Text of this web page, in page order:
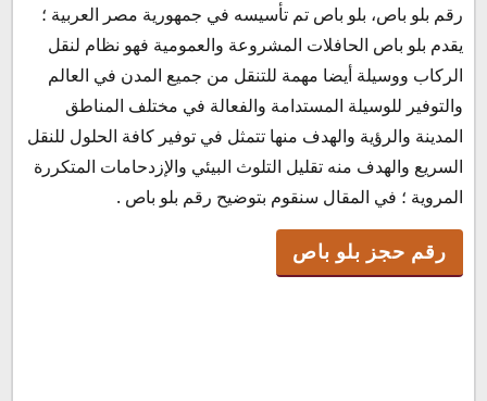
خدمة عملاء بلو باص
مواعيد اتوبيست بلوباص
أسعار تذاكر بلو باص
رقم بلو باص، بلو باص تم تأسيسه في جمهورية مصر العربية ؛
يقدم بلو باص الحافلات المشروعة والعمومية فهو نظام لنقل
الركاب ووسيلة أيضا مهمة للتنقل من جميع المدن في العالم
والتوفير للوسيلة المستدامة والفعالة في مختلف المناطق
المدينة والرؤية والهدف منها تتمثل في توفير كافة الحلول للنقل
السريع والهدف منه تقليل التلوث البيئي والإزدحامات المتكررة
المروية ؛ في المقال سنقوم بتوضيح رقم بلو باص .
رقم حجز بلو باص